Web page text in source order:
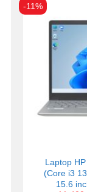
-11%
Laptop
(Core i3
15.6